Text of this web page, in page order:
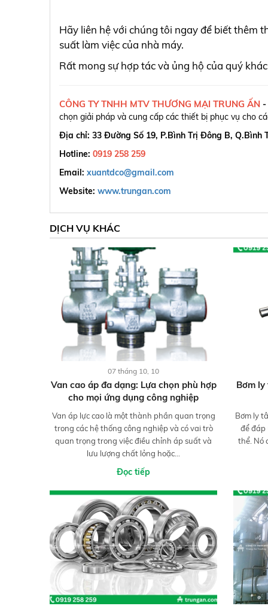
Hãy liên hệ với chúng tôi ngay để biết thêm
suất làm việc của nhà máy.
Rất mong sự hợp tác và ủng hộ của quý
CÔNG TY TNHH MTV THƯƠNG MẠI TRUNG ẤN -
chọn giải pháp và cung cấp các thiết bị phục vụ cho
Địa chỉ: 33 Đường Số 19, P.Bình Trị Đông B, Q.Bình
Hotline: 0919 258 259
Email: xuantdco@gmail.com
Website: www.trungan.com
DỊCH VỤ KHÁC
07 tháng 10, 10
Van cao áp đa dạng: Lựa chọn phù hợp
cho mọi ứng dụng công nghiệp
Van áp lực cao là một thành phần quan trọng
trong các hệ thống công nghiệp và có vai trò
quan trọng trong việc điều chỉnh áp suất và
lưu lượng chất lỏng hoặc...
Đọc tiếp
Bơm
Bơm ly
để đáp
thể. Nó